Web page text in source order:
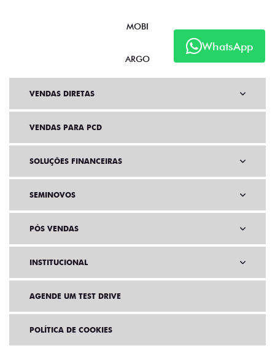
WhatsApp
MOBI
ARGO
VENDAS DIRETAS
VENDAS PARA PCD
SOLUÇÕES FINANCEIRAS
SEMINOVOS
PÓS VENDAS
INSTITUCIONAL
AGENDE UM TEST DRIVE
POLÍTICA DE COOKIES